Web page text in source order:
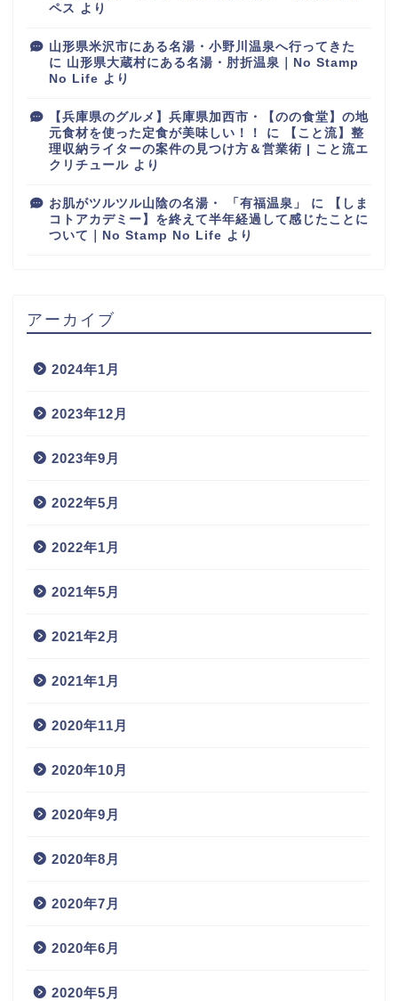
ペス より
山形県米沢市にある名湯・小野川温泉へ行ってきた
に 山形県大蔵村にある名湯・肘折温泉｜No Stamp
No Life より
【兵庫県のグルメ】兵庫県加西市・【のの食堂】の地
元食材を使った定食が美味しい！！
に
【こと流】整
理収納ライターの案件の見つけ方＆営業術 | こと流エ
クリチュール より
お肌がツルツル山陰の名湯・ 「有福温泉」 に
【しま
コトアカデミー】を終えて半年経過して感じたことに
ついて｜No Stamp No Life より
アーカイブ
2024年1月
2023年12月
2023年9月
2022年5月
2022年1月
2021年5月
2021年2月
2021年1月
2020年11月
2020年10月
2020年9月
2020年8月
2020年7月
2020年6月
2020年5月